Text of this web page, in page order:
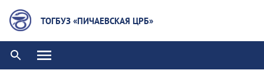
ТОГБУЗ «ПИЧАЕВСКАЯ ЦРБ»